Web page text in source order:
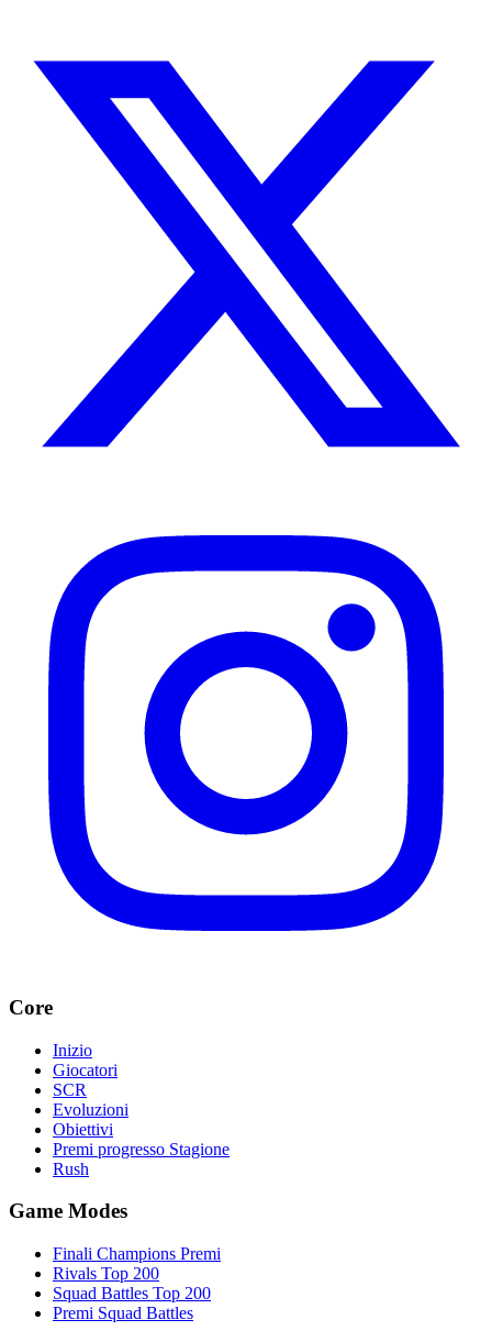
Core
Inizio
Giocatori
SCR
Evoluzioni
Obiettivi
Premi progresso Stagione
Rush
Game Modes
Finali Champions Premi
Rivals Top 200
Squad Battles Top 200
Premi Squad Battles